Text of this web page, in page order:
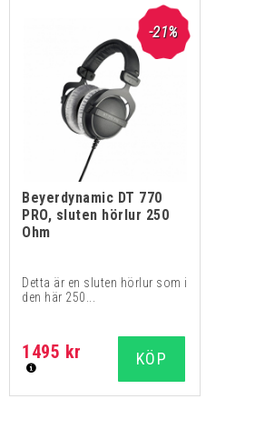
-21%
Beyerdynamic DT 770
PRO, sluten hörlur 250
Ohm
Detta är en sluten hörlur som i
den här 250...
1495 kr KÖP